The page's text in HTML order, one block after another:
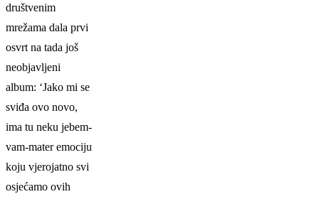
društvenim
mrežama dala prvi
osvrt na tada još
neobjavljeni
album: ‘Jako mi se
sviđa ovo novo,
ima tu neku jebem-
vam-mater emociju
koju vjerojatno svi
osjećamo ovih